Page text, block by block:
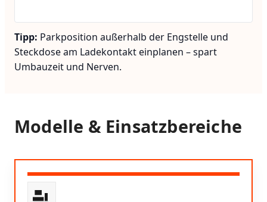
Tipp: Parkposition außerhalb der Engstelle und
Steckdose am Ladekontakt einplanen – spart
Umbauzeit und Nerven.
Modelle & Einsatzbereiche